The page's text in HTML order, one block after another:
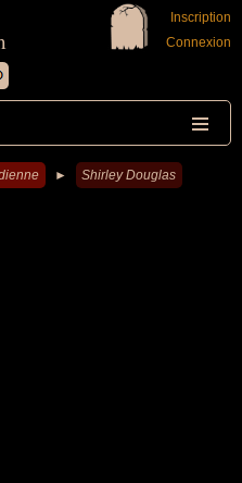
Inscription
Connexion
► Shirley Douglas